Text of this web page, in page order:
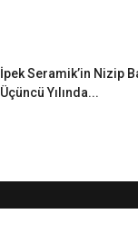
İpek Seramik’in Nizip
Üçüncü Yılında...